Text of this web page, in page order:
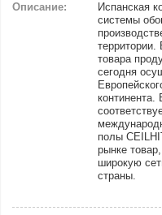
Описание:
Испанская
системы
территории.
товара
сегодня
континента.
полы
рынке
широкую
страны.